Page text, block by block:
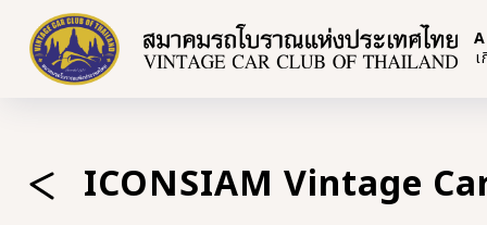
ICONSIAM Vintage